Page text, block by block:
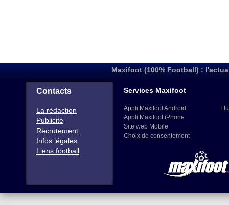
Maxifoot (100% Football) :
Contacts
La rédaction
Publicité
Recrutement
Infos légales
Liens football
Services Maxifoot
Appli Maxifoot Android
Appli Maxifoot iPhone
Site web Mobile
Choix de consentement